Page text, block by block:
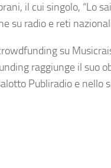
il cui singolo, “Lo
su radio e reti
su
raggiunge il suo
Publiradio e nello